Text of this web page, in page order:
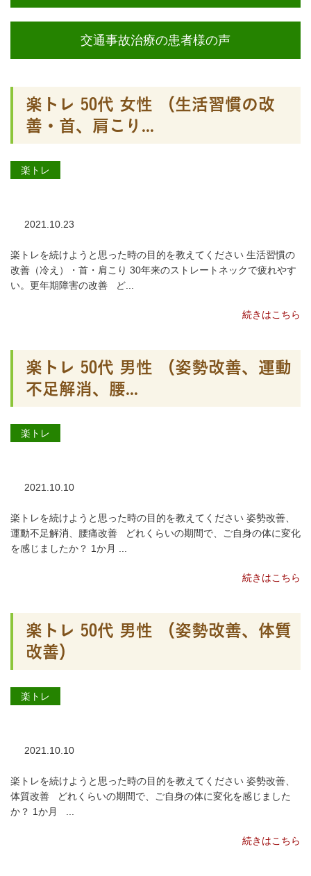
交通事故治療の患者様の声
楽トレ 50代 女性 （生活習慣の改
善・首、肩こり...
楽トレ
2021.10.23
楽トレを続けようと思った時の目的を教えてください 生活習慣の
改善（冷え）・首・肩こり 30年来のストレートネックで疲れやす
い。更年期障害の改善 ど...
続きはこちら
楽トレ 50代 男性 （姿勢改善、運動
不足解消、腰...
楽トレ
2021.10.10
楽トレを続けようと思った時の目的を教えてください 姿勢改善、
運動不足解消、腰痛改善 どれくらいの期間で、ご自身の体に変化
を感じましたか？ 1か月 ...
続きはこちら
楽トレ 50代 男性 （姿勢改善、体質
改善）
楽トレ
2021.10.10
楽トレを続けようと思った時の目的を教えてください 姿勢改善、
体質改善 どれくらいの期間で、ご自身の体に変化を感じました
か？ 1か月 ...
続きはこちら